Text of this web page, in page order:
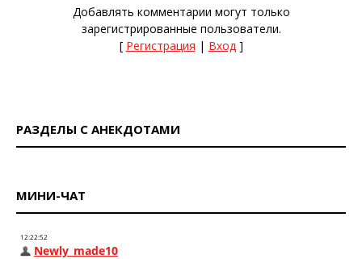
Добавлять комментарии могут только
зарегистрированные пользователи.
[ Регистрация | Вход]
РАЗДЕЛЫ С АНЕКДОТАМИ
МИНИ-ЧАТ